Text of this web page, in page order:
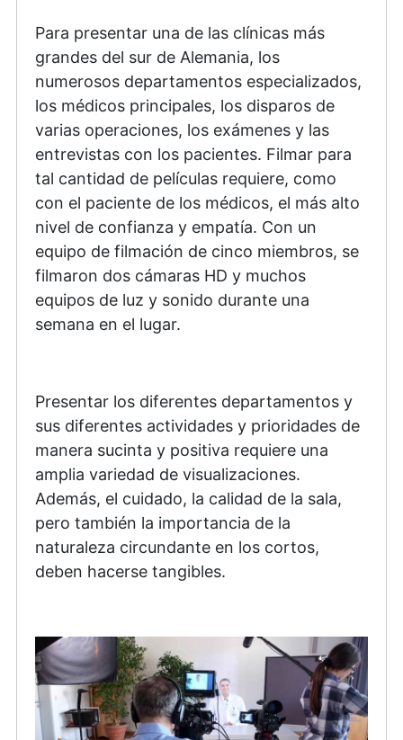
Para presentar una de las clínicas más
grandes del sur de Alemania, los
numerosos departamentos especializados,
los médicos principales, los disparos de
varias operaciones, los exámenes y las
entrevistas con los pacientes. Filmar para
tal cantidad de películas requiere, como
con el paciente de los médicos, el más alto
nivel de confianza y empatía. Con un
equipo de filmación de cinco miembros, se
filmaron dos cámaras HD y muchos
equipos de luz y sonido durante una
semana en el lugar.
Presentar los diferentes departamentos y
sus diferentes actividades y prioridades de
manera sucinta y positiva requiere una
amplia variedad de visualizaciones.
Además, el cuidado, la calidad de la sala,
pero también la importancia de la
naturaleza circundante en los cortos,
deben hacerse tangibles.